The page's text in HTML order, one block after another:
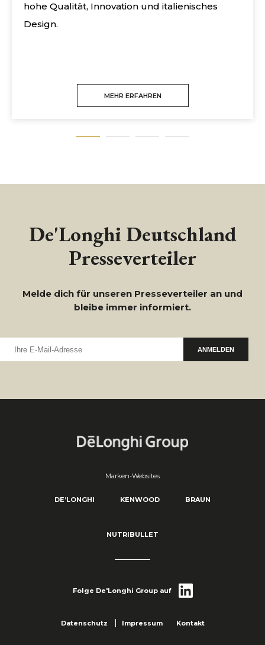
hohe Qualität, Innovation und italienisches
Design.
MEHR ERFAHREN
De'Longhi Deutschland
Presseverteiler
Melde dich für unseren Presseverteiler an und
bleibe immer informiert.
ANMELDEN
Marken-Websites
DE’LONGHI KENWOOD BRAUN
NUTRIBULLET
Folge De'Longhi Group auf
Datenschutz Impressum Kontakt